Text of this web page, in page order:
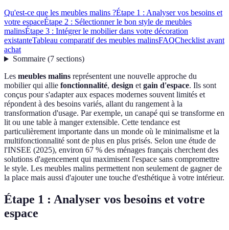
Qu'est-ce que les meubles malins ?Étape 1 : Analyser vos besoins et
votre espaceÉtape 2 : Sélectionner le bon style de meubles
malinsÉtape 3 : Intégrer le mobilier dans votre décoration
existanteTableau comparatif des meubles malinsFAQChecklist avant
achat
Sommaire(7 sections)
Les meubles malins représentent une nouvelle approche du
mobilier qui allie fonctionnalité, design etgain d'espace. Ils sont
conçus pour s'adapter aux espaces modernes souvent limités et
répondent à des besoins variés, allant du rangement à la
transformation d'usage. Par exemple, un canapé qui se transforme en
lit ou une table à manger extensible. Cette tendance est
particulièrement importante dans un monde où le minimalisme et la
multifonctionnalité sont de plus en plus prisés. Selon une étude de
l'INSEE (2025), environ 67 % des ménages français cherchent des
solutions d'agencement qui maximisent l'espace sans compromettre
le style. Les meubles malins permettent non seulement de gagner de
la place mais aussi d'ajouter une touche d'esthétique à votre intérieur.
Étape 1 : Analyser vos besoins et votre
espace